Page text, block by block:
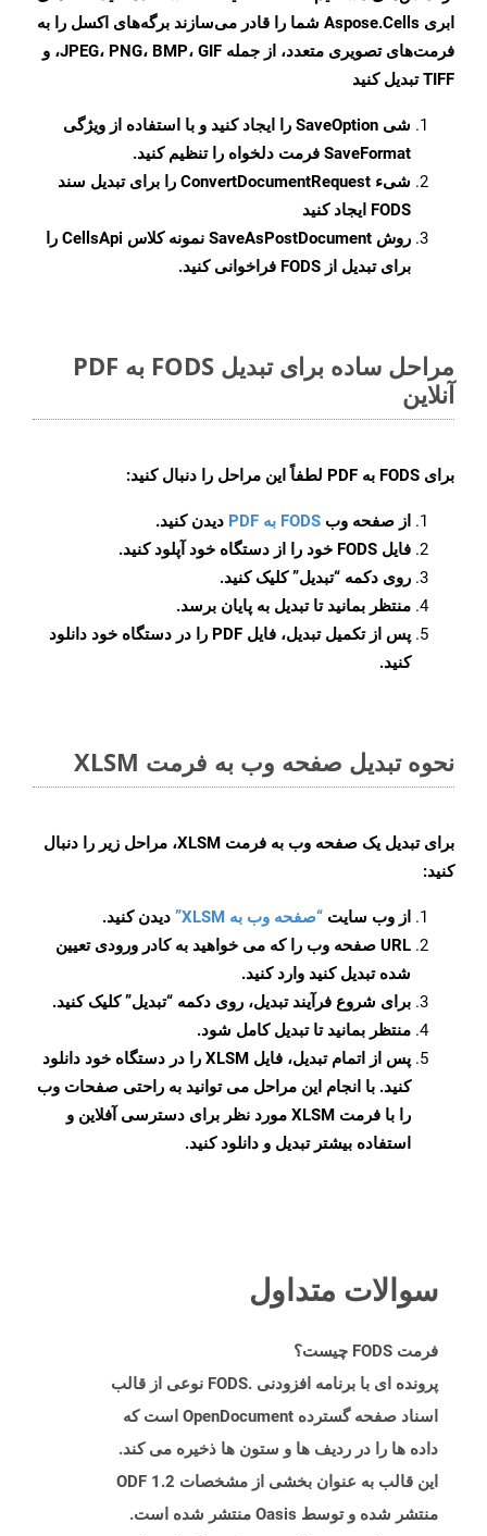
ابری Aspose.Cells شما را قادر می‌سازند برگه‌های اکسل را به
فرمت‌های تصویری متعدد، از جمله JPEG، PNG، BMP، GIF، و
TIFF تبدیل کنید
شی SaveOption را ایجاد کنید و با استفاده از ویژگی
SaveFormat فرمت دلخواه را تنظیم کنید.
شیء ConvertDocumentRequest را برای تبدیل سند
FODS ایجاد کنید
روش SaveAsPostDocument
نمونه کلاس CellsApi را
برای تبدیل از FODS فراخوانی کنید.
مراحل ساده برای تبدیل FODS به PDF
آنلاین
برای FODS به PDF لطفاً این مراحل را دنبال کنید:
از صفحه وب FODS به PDF
دیدن کنید.
فایل FODS خود را از دستگاه خود آپلود کنید.
روی دکمه “تبدیل”کلیک کنید.
منتظر بمانید تا تبدیل به پایان برسد.
پس از تکمیل تبدیل، فایل PDF را در دستگاه خود دانلود
کنید.
نحوه تبدیل صفحه وب به فرمت XLSM
برای تبدیل یک صفحه وب به فرمت XLSM، مراحل زیر را دنبال
کنید:
از وب سایت “صفحه وب به XLSM”
دیدن کنید.
URL صفحه وب را که می خواهید به کادر ورودی تعیین
شده تبدیل کنید وارد کنید.
برای شروع فرآیند تبدیل، روی دکمه “تبدیل” کلیک کنید.
منتظر بمانید تا تبدیل کامل شود.
پس از اتمام تبدیل، فایل XLSM را در دستگاه خود دانلود
کنید. با انجام این مراحل می توانید به راحتی صفحات وب
را با فرمت XLSM مورد نظر برای دسترسی آفلاین و
استفاده بیشتر تبدیل و دانلود کنید.
سوالات متداول
فرمت FODS چیست؟
پرونده ای با برنامه افزودنی .FODS نوعی از قالب
اسناد صفحه گسترده OpenDocument است که
داده ها را در ردیف ها و ستون ها ذخیره می کند.
این قالب به عنوان بخشی از مشخصات ODF 1.2
منتشر شده و توسط Oasis منتشر شده است.